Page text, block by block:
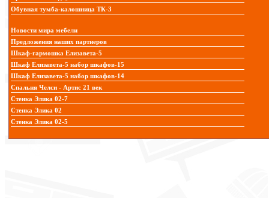
Обувная тумба-калошница ТК-3
Новости мира мебели
Предложения наших партнеров
Шкаф-гармошка Елизавета-5
Шкаф Елизавета-5 набор шкафов-15
Шкаф Елизавета-5 набор шкафов-14
Спальня Челси - Артис 21 век
Стенка Элика 02-7
Стенка Элика 02
Стенка Элика 02-5